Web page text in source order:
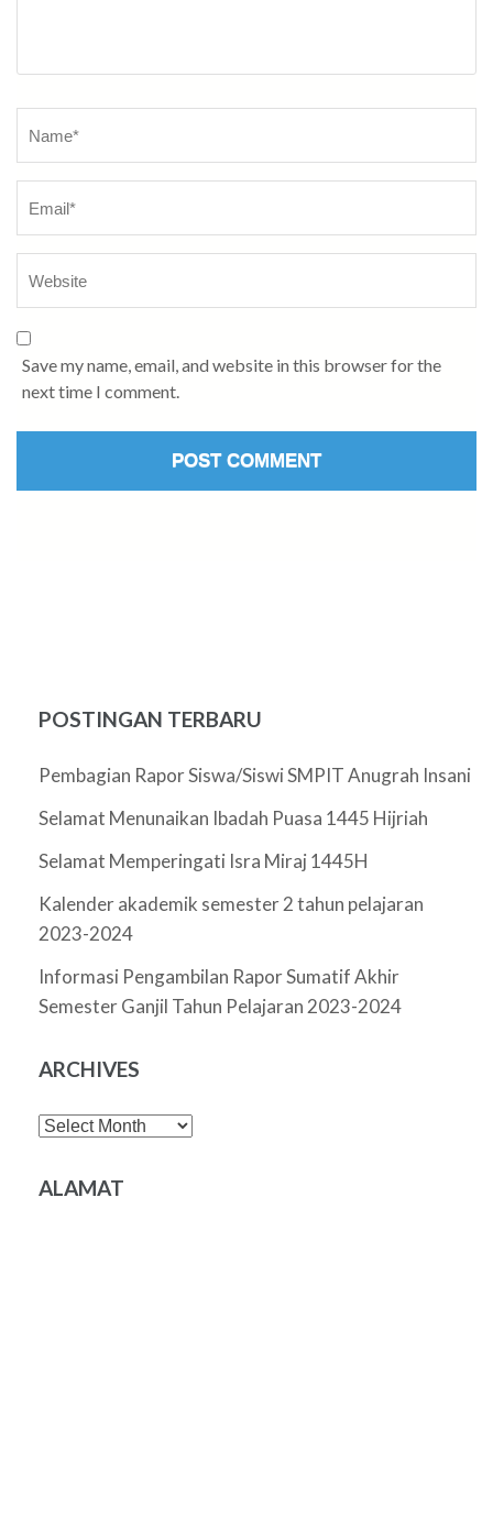
Save my name, email, and website in this browser for the
next time I comment.
POSTINGAN TERBARU
Pembagian Rapor Siswa/Siswi SMPIT Anugrah Insani
Selamat Menunaikan Ibadah Puasa 1445 Hijriah
Selamat Memperingati Isra Miraj 1445H
Kalender akademik semester 2 tahun pelajaran
2023-2024
Informasi Pengambilan Rapor Sumatif Akhir
Semester Ganjil Tahun Pelajaran 2023-2024
ARCHIVES
Archives
ALAMAT